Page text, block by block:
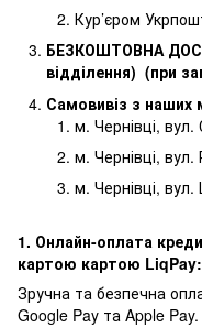
Кур’єром
БЕЗКОШТОВНА
відділення) (при
Самовивіз з наших
м. Чернівці,
м. Чернівці, вул.
м. Чернівці,
1. Онлайн-оплата
картою картою LiqPay:
Зручна та безпечна
Google Pay та Apple Pay.